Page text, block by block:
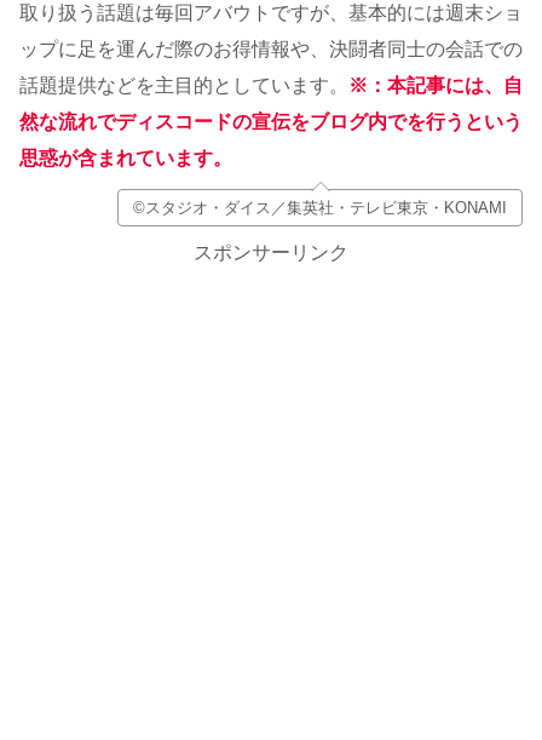
取り扱う話題は毎回アバウトですが、基本的には週末ショ
ップに足を運んだ際のお得情報や、決闘者同士の会話での
話題提供などを主目的としています。
※：本記事には、自
然な流れでディスコードの宣伝をブログ内でを行うという
思惑が含まれています。
©スタジオ・ダイス／集英社・テレビ東京・KONAMI
スポンサーリンク